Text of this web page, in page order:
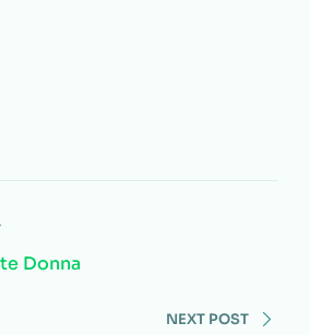
Donna
NEXT POST